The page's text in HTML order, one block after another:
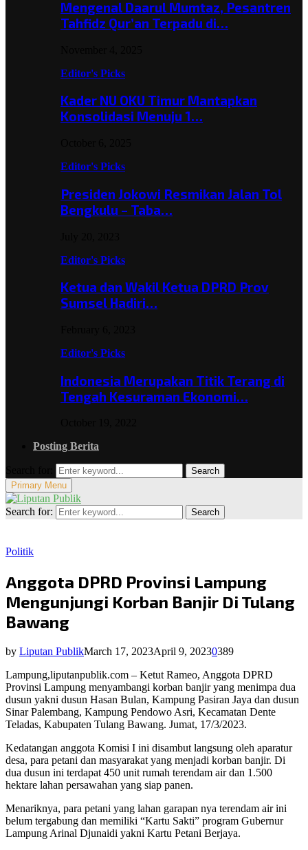
Mengenal Daarul Mumtaz, Pesantren
Tahfidz Qur’an Terpadu di…
Editor's Picks
Kader NU OKU Timur Mantapkan
Konsolidasi Menuju 1…
Editor's Picks
Presiden Jokowi Resmikan Jalan Tol
Bengkulu – Taba…
Editor's Picks
Ketua dan Wakil Ketua DPRD Prov
Sumsel Hadiri…
Editor's Picks
Indonesia Merupakan Titik Terang di
Tengah Kesuraman Ekonomi…
Posting Berita
Search
Primary Menu
Search for: Search
Politik
Anggota DPRD Provinsi Lampung
Mengunjungi Korban Banjir Di Tulang
Bawang
by Liputan PublikMarch 17, 2023April 9, 20230389
Lampung,liputanpublik.com – Ketut Rameo, Anggota DPRD
Provinsi Lampung menyambangi korban banjir yang menimpa dua
dusun yakni dusun Hasan Bulan, Kampung Pasiran Jaya dan dusun
Sinar Palembang, Kampung Pendowo Asri, Kecamatan Dente
Teladas, Kabupaten Tulang Bawang. Jumat, 17/3/2023.
Kedatangan anggota Komisi I ini disambut langsung oleh aparatur
desa, para petani dan masyarakat yang menjadi korban banjir. Di
dua dusun ini terdapat 450 unit rumah terendam air dan 1.500
hektare lahan persawahan yang siap panen.
Menariknya, para petani yang lahan garapan nya terendam air ini
belum tergabung dan memiliki “Kartu Sakti” program Gubernur
Lampung Arinal Djunaidi yakni Kartu Petani Berjaya.